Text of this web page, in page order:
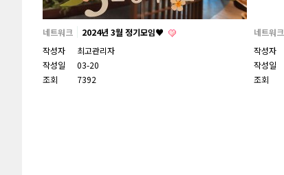
네트워크
2024년 3월 정기모임♥
작성자
최고관리자
작성일
03-20
조회
7392
네트워크
작성자
작성일
조회